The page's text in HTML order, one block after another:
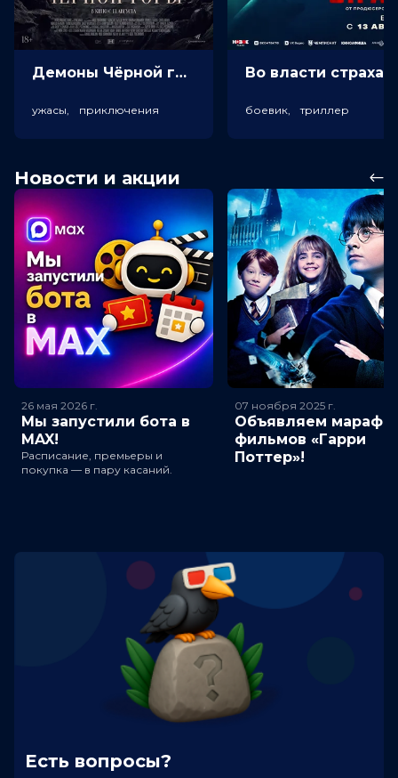
Демоны Чёрной горы (18+)
ужасы, приключения боевик, триллер
Новости и акции
26 мая 2026 г.
Мы запустили бота в
MAX!
Расписание, премьеры и
покупка — в пару касаний.
07 ноября 2025 г.
Объявляем
фильмов «Гарри
Поттер»!
Есть вопросы?